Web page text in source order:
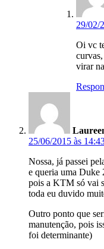
29/02/
Oi vc
virar
25/06/2015 às
Nossa, já passei
e queria uma
pois a KTM só vai
toda eu duvido
Outro ponto que
manutenção, pois
foi determinante)